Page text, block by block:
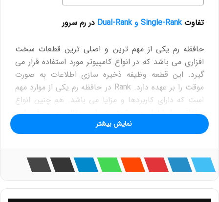
تفاوتSingle-Rank و Dual-Rank در رم سرور
حافظه رم یکی از مهم ترین و اصلی ترین قطعات سخت
افزاری می باشد که در انواع کامپیوتر مورد استفاده قرار می
گیرد. این قطعه وظیفه ذخیره سازی اطلاعات به صورت
موقت را بر عهده دارد. Rank در حافظه رم یکی از موارد مهم
است که دارای کاربردها و مزایا می باشد. هم چنین انواع
مختلفی را شامل می شود. در این مقاله به معرفی این
Dual-Rank می پردازیم. با ما همراه باشید.
مفهوم Rank در رم چیست؟
سازمان تجاری JEDEC که یک سازمان مستقل برای قطعات
نمایش بیشتر